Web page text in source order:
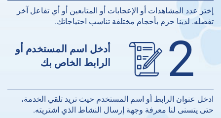
إختر عدد المشاهدات أو الإعجابات أو المتابعين أو أي تفاعل آخر
تفضله. لدينا حزم بأحجام مختلفة تناسب احتياجاتك.
2
أدخل اسم المستخدم أو
الرابط الخاص بك
ادخل عنوان الرابط أو اسم المستخدم حيث تريد تلقي الخدمة،
حتى يتسنى لنا معرفة وجهة إرسال النشاط الذي اشتريته.